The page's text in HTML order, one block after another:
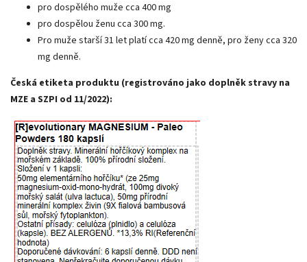
pro dospělého muže cca 400 mg
pro dospělou ženu cca 300 mg.
Pro muže starší 31 let platí cca 420 mg denně, pro ženy cca 320
mg denně.
Česká etiketa produktu (registrováno jako doplněk stravy na
MZE a SZPI od 11/2022):